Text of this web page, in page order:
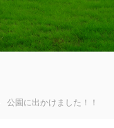
公園に出かけました！！